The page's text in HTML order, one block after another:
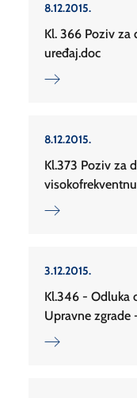
8.12.2015.
Kl. 366 Poziv za
uređaj.doc
8.12.2015.
Kl.373 Poziv za
3.12.2015.
Kl.346 - Odluka
Upravne zgrade